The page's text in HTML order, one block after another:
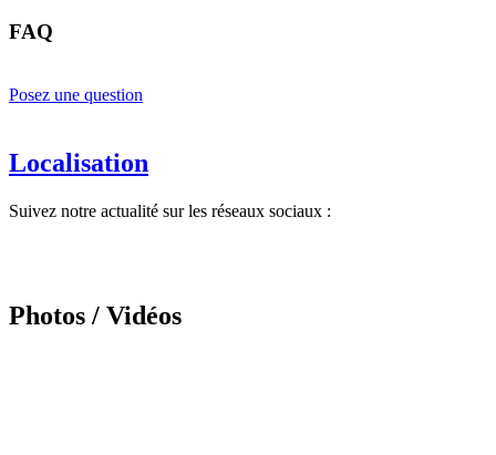
FAQ
Posez une question
Localisation
Suivez notre actualité sur les réseaux sociaux :
Photos / Vidéos